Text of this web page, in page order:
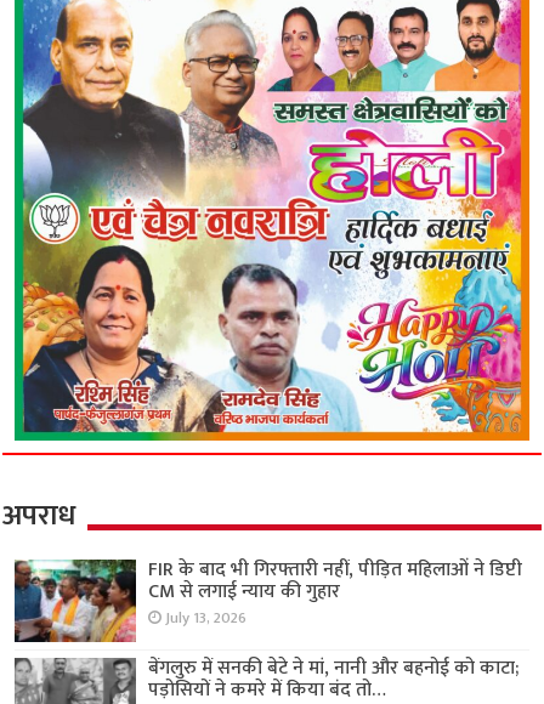
अपराध
FIR के बाद भी गिरफ्तारी नहीं, पीड़ित महिलाओं ने डिप्टी
CM से लगाई न्याय की गुहार
July 13, 2026
बेंगलुरु में सनकी बेटे ने मां, नानी और बहनोई को काटा;
पड़ोसियों ने कमरे में किया बंद तो…